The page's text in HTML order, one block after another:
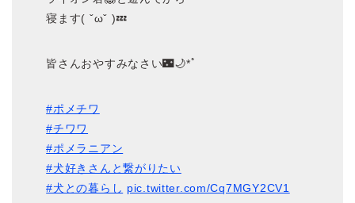
寝ます( ˇωˇ )💤
皆さんおやすみなさい🌃🌙*ﾟ
#ポメチワ
#チワワ
#ポメラニアン
#犬好きさんと繋がりたい
#犬との暮らし pic.twitter.com/Cq7MGY2CV1